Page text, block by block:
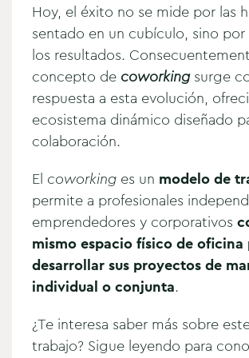
Hoy, el éxito no se mide por las
sentado en un cubículo, sino
los resultados.
concepto de coworkingsurge
respuesta a esta evolución,
ecosistema dinámico diseñado
colaboración.
El coworking es un modelo de
permite a profesionales
emprendedores y corporativos
mismo espacio físico de oficina
desarrollar sus proyectos de
individual o conjunta.
¿Te interesa saber más sobre
trabajo? Sigue leyendo para